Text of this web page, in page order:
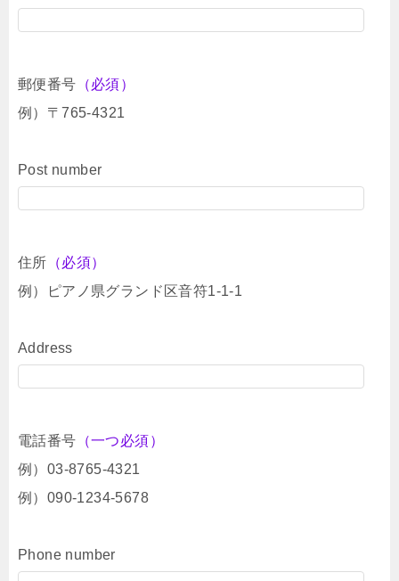
郵便番号 （必須）
例）〒765-4321
Post number
住所 （必須）
例）ピアノ県グランド区音符1-1-1
Address
電話番号 （一つ必須）
例）03-8765-4321
例）090-1234-5678
Phone number